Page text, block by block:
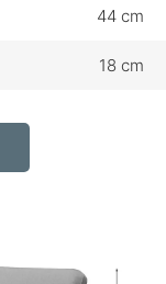
44 cm
18 cm